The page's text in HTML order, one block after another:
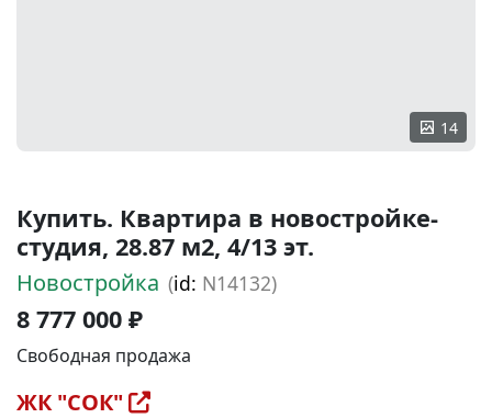
14
Купить. Квартира в новостройке-
студия, 28.87 м2, 4/13 эт.
Новостройка (id: N14132)
8 777 000 ₽
Свободная продажа
ЖК "СОК"